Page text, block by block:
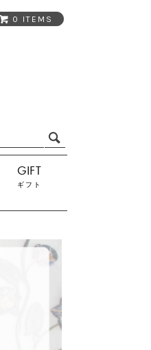
0 ITEMS
ギフト